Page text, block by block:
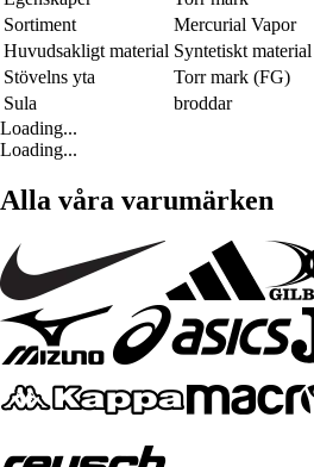
Sortiment
Mercurial Vapor
Huvudsakligt material Syntetiskt
Stövelns yta
Torr mark (FG)
Sula
broddar
Loading...
Loading...
Alla våra varumärken